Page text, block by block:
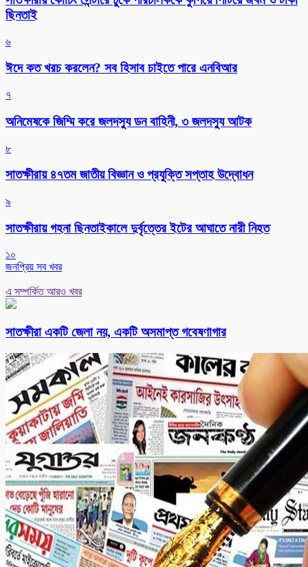
ছিনতাই
৬
ঈদে কত খরচ করলেন? সব হিসাব চাইতে পারে এনবিআর
৭
অনিমেষকে জিম্মি করে জলদস্যু ডন বাহিনী, ৩ জলদস্যু আটক
৮
সাতক্ষীরায় ৪৭তম জাতীয় বিজ্ঞান ও প্রযুক্তি সপ্তাহ উদ্বোধন
৯
সাতক্ষীরায় গহনা ছিনতাইকালে দুর্বৃত্তের ইটের আঘাতে নারী নিহত
১০
জনপ্রিয় সব খবর
এ সম্পর্কিত আরও খবর
সাতক্ষীরা একটি জেলা নয়, একটি অসমাপ্ত গবেষণাগার